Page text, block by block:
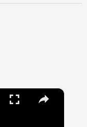
×